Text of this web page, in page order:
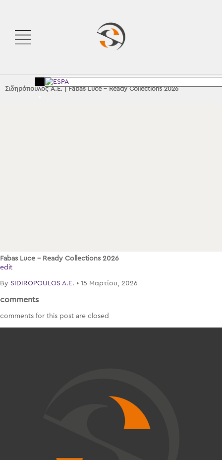
Σιδηρόπουλος Α.Ε.|Fabas Luce – Ready Collections 2026
Fabas Luce – Ready Collections 2026
edit
By SIDIROPOULOS A.E. • 15 Μαρτίου, 2026
comments
comments for this post are closed